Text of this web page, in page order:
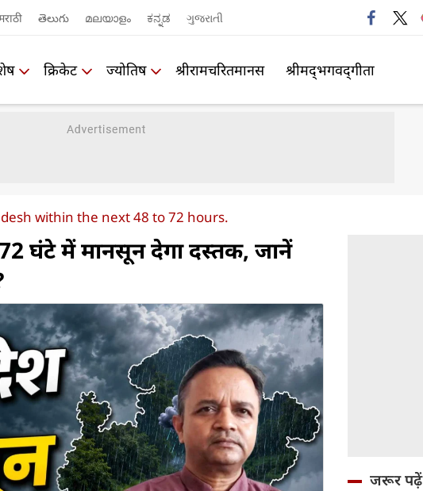
తెలుగు മലയാളം ಕನ್ನಡ ગુજરાતી
क्रिकेट ज्योतिष श्रीरामचरितमानस श्रीमद्‍भगवद्‍गीता
within the next 48 to 72 hours.
घंटे में मानसून देगा दस्तक, जानें
जरूर पढ़ें